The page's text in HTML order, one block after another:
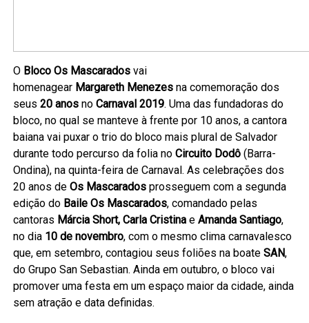
O Bloco Os Mascarados vai
homenagear Margareth Menezes na comemoração dos
seus20 anos noCarnaval2019. Uma das fundadoras do
bloco, no qual se manteve à frente por 10 anos, a cantora
baiana vai puxar o trio do bloco mais plural de Salvador
durante todo percurso da folia noCircuito Dodô (Barra-
Ondina), na quinta-feira de Carnaval. As celebrações dos
20 anos deOs Mascarados prosseguem com a segunda
edição do Baile Os Mascarados, comandado pelas
cantoras Márcia Short, Carla CristinaeAmanda Santiago,
no dia 10 de novembro, com o mesmo clima carnavalesco
que, em setembro, contagiou seus foliões na boateSAN,
do Grupo San Sebastian. Ainda em outubro, o bloco vai
promover uma festa em um espaço maior da cidade, ainda
sem atração e data definidas.